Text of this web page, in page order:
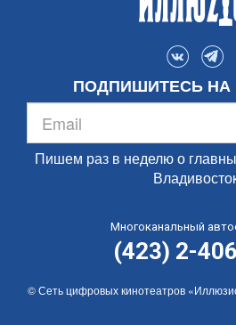
ПОДПИШИТЕСЬ НА
Пишем раз в неделю о
Многоканальный
(423) 2-
© Сеть цифровых кинотеатров